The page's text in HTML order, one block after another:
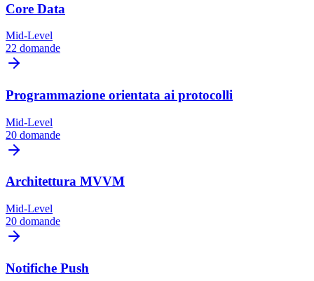
Core Data
Mid-Level
22 domande
Programmazione orientata ai protocolli
Mid-Level
20 domande
Architettura MVVM
Mid-Level
20 domande
Notifiche Push